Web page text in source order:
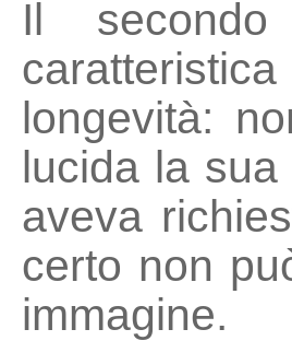
Il
longevità:
lucida la
aveva
certo non
immagine.